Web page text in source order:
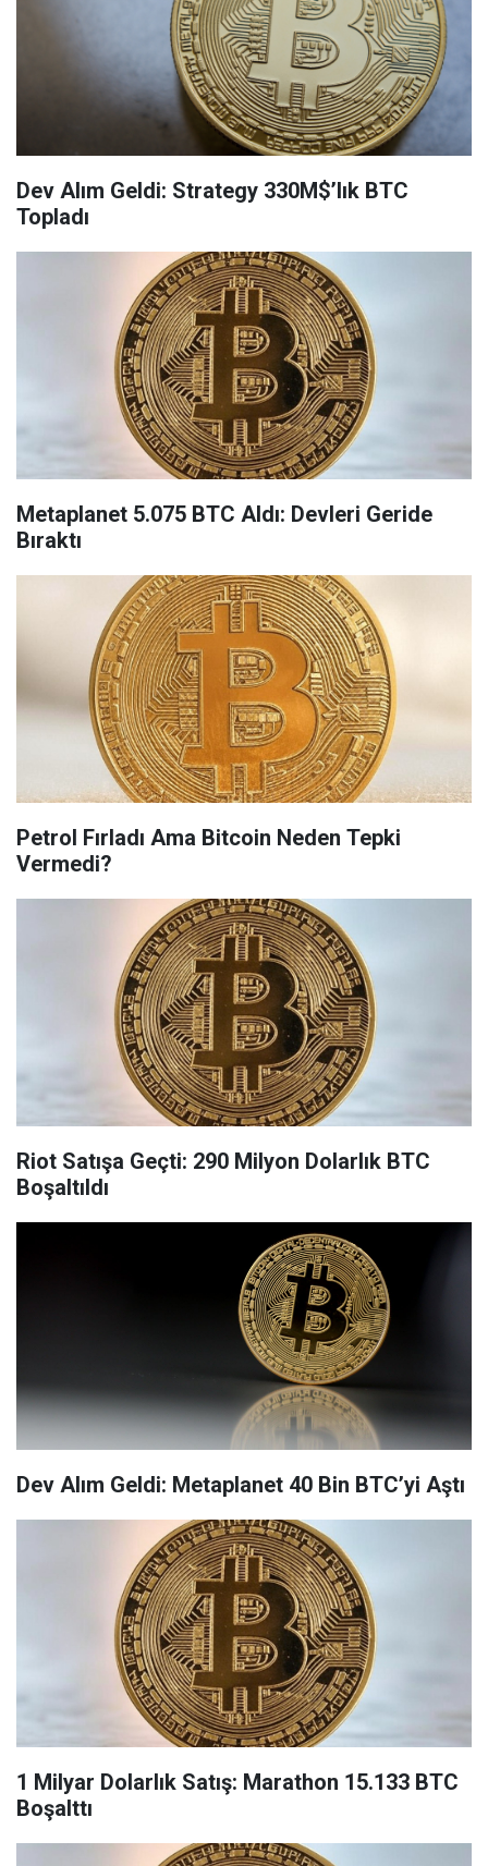
Dev Alım Geldi: Strategy 330M$’lık BTC
Topladı
Metaplanet 5.075 BTC Aldı: Devleri Geride
Bıraktı
Petrol Fırladı Ama Bitcoin Neden Tepki
Vermedi?
Riot Satışa Geçti: 290 Milyon Dolarlık BTC
Boşaltıldı
Dev Alım Geldi: Metaplanet 40 Bin BTC’yi Aştı
1 Milyar Dolarlık Satış: Marathon 15.133 BTC
Boşalttı